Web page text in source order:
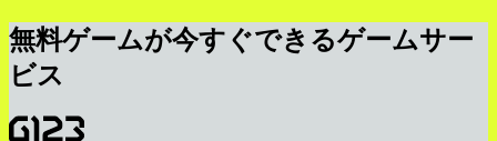
無料ゲームが今すぐできるゲームサー
ビス